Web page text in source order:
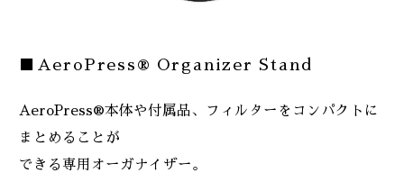
■AeroPress® Organizer Stand
AeroPress®本体や付属品、フィルターをコンパクトに
まとめることが
できる専用オーガナイザー。